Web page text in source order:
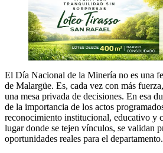
El Día Nacional de la Minería no es una
de Malargüe. Es, cada vez con más
una mesa privada de decisiones. En esa
de la importancia de los actos
reconocimiento institucional, educativo y
lugar donde se tejen vínculos, se validan
oportunidades reales para el departamento.